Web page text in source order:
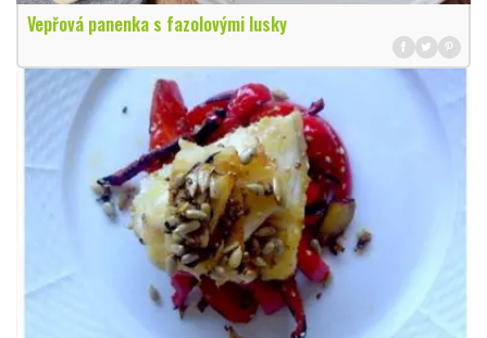
Vepřová panenka s fazolovými lusky